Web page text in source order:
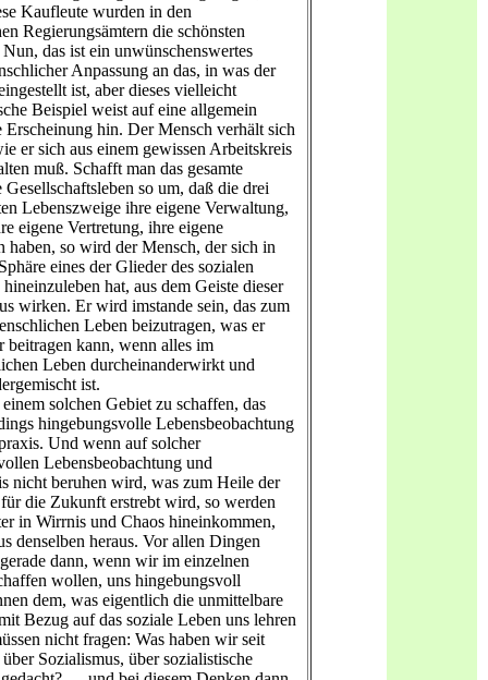
Kaufleute wurden in den
Regierungsämtern die schönsten
das ist ein unwünschenswertes
Anpassung an das, in was der
ist, aber dieses vielleicht
Beispiel weist auf eine allgemein
Erscheinung hin. Der Mensch verhält sich
er sich aus einem gewissen Arbeitskreis
muß. Schafft man das gesamte
Gesellschaftsleben so um, daß die drei
Lebenszweige ihre eigene Verwaltung,
eigene Vertretung, ihre eigene
haben, so wird der Mensch, der sich in
eines der Glieder des sozialen
hat, aus dem Geiste dieser
wirken. Er wird imstande sein, das zum
Leben beizutragen, was er
beitragen kann, wenn alles im
Leben durcheinanderwirkt und
ist.
solchen Gebiet zu schaffen, das
hingebungsvolle Lebensbeobachtung
Und wenn auf solcher
Lebensbeobachtung und
nicht beruhen wird, was zum Heile der
die Zukunft erstrebt wird, so werden
in Wirrnis und Chaos hineinkommen,
denselben heraus. Vor allen Dingen
dann, wenn wir im einzelnen
wollen, uns hingebungsvoll
dem, was eigentlich die unmittelbare
Bezug auf das soziale Leben uns lehren
nicht fragen: Was haben wir seit
über Sozialismus, über sozialistische